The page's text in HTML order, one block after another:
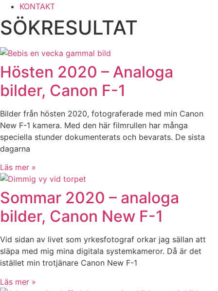
KONTAKT
SÖKRESULTAT
Hösten 2020 – Analoga
bilder, Canon F-1
Bilder från hösten 2020, fotograferade med min Canon
New F-1 kamera. Med den här filmrullen har många
speciella stunder dokumenterats och bevarats. De sista
dagarna
Läs mer »
Sommar 2020 – analoga
bilder, Canon New F-1
Vid sidan av livet som yrkesfotograf orkar jag sällan att
släpa med mig mina digitala systemkameror. Då är det
istället min trotjänare Canon New F-1
Läs mer »